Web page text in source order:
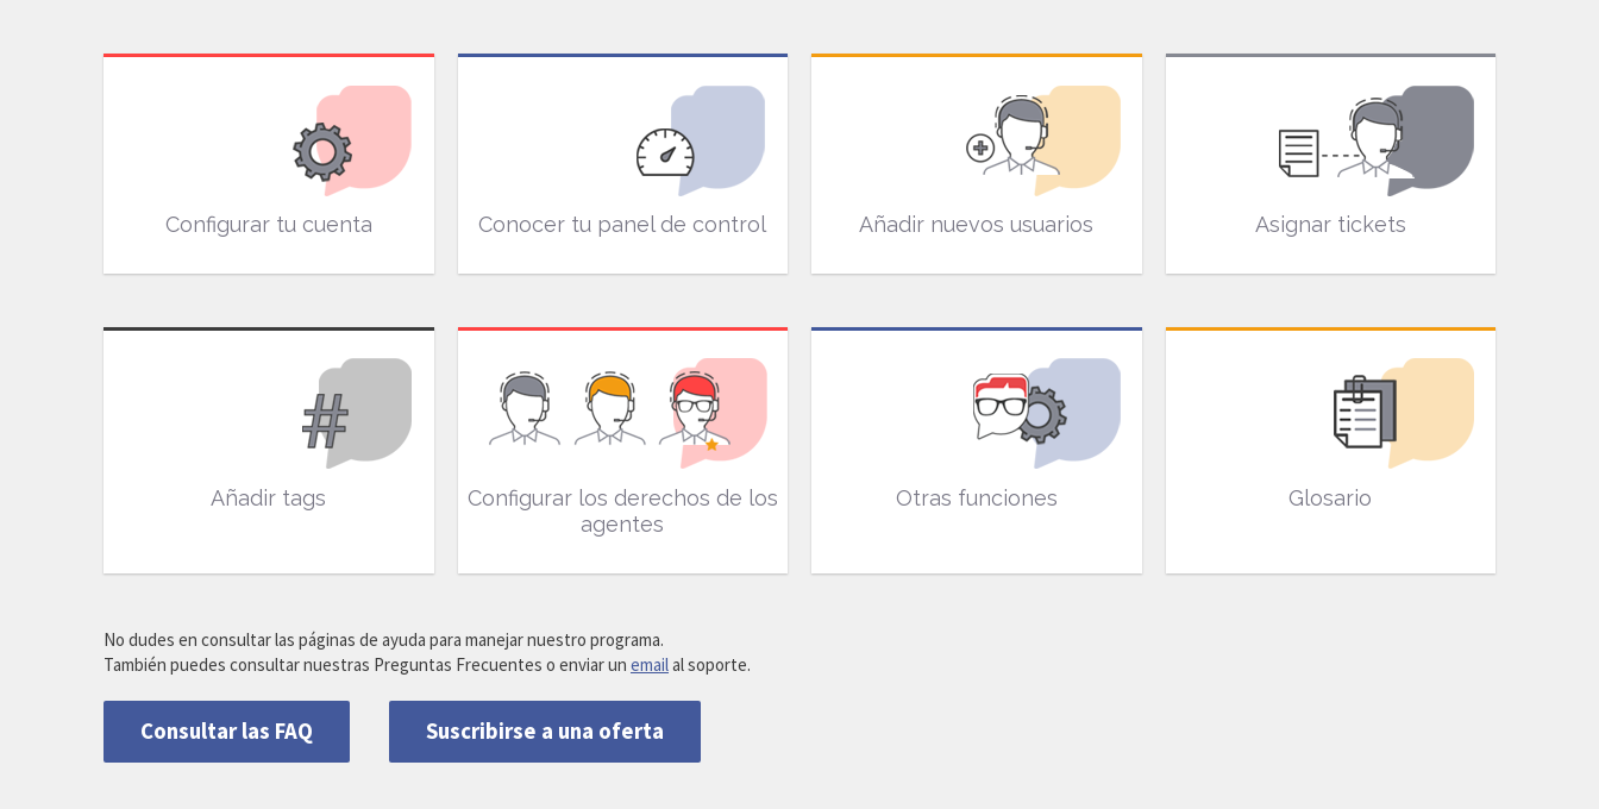
Configurar tu cuenta Conocer tu panel de control Añadir nuevos usuarios Asignar tickets
Añadir tags
Configurar los derechos de los
agentes
Otras funciones Glosario
No dudes en consultar las páginas de ayuda para manejar nuestro programa.
También puedes consultar nuestras Preguntas Frecuentes o enviar un emailal soporte.
Consultar las FAQ Suscribirse a una oferta